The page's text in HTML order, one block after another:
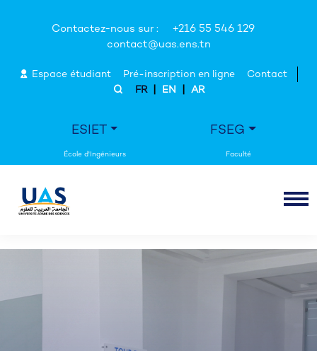
Contactez-nous sur :
+216 55 546 129
contact@uas.ens.tn
Espace étudiant Pré-inscription en ligne
Contact
FR
EN AR
ESIET FSEG